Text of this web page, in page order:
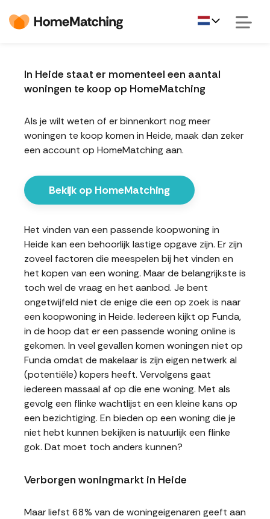
In Heide staat er momenteel een aantal
woningen te koop op HomeMatching
Als je wilt weten of er binnenkort nog meer
woningen te koop komen in Heide, maak dan zeker
een account op HomeMatching aan.
Bekijk op HomeMatching
Het vinden van een passende koopwoning in
Heide kan een behoorlijk lastige opgave zijn. Er zijn
zoveel factoren die meespelen bij het vinden en
het kopen van een woning. Maar de belangrijkste is
toch wel de vraag en het aanbod. Je bent
ongetwijfeld niet de enige die een op zoek is naar
een koopwoning in Heide. Iedereen kijkt op Funda,
in de hoop dat er een passende woning online is
gekomen. In veel gevallen komen woningen niet op
Funda omdat de makelaar is zijn eigen netwerk al
(potentiële) kopers heeft. Vervolgens gaat
iedereen massaal af op die ene woning. Met als
gevolg een flinke wachtlijst en een kleine kans op
een bezichtiging. En bieden op een woning die je
niet hebt kunnen bekijken is natuurlijk een flinke
gok. Dat moet toch anders kunnen?
Verborgen woningmarkt in Heide
Maar liefst 68% van de woningeigenaren geeft aan